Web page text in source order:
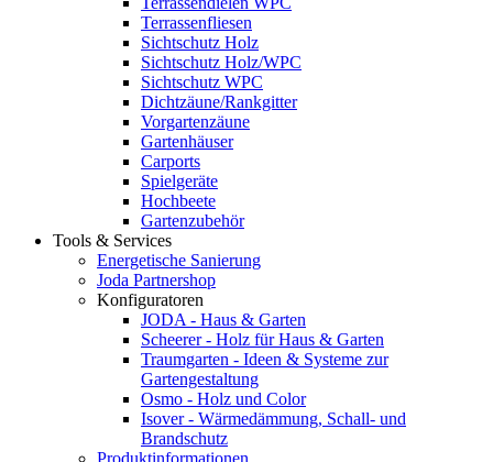
Terrassenfliesen
Sichtschutz Holz
Sichtschutz Holz/WPC
Sichtschutz WPC
Dichtzäune/Rankgitter
Vorgartenzäune
Gartenhäuser
Carports
Spielgeräte
Hochbeete
Gartenzubehör
Tools & Services
Energetische Sanierung
Joda Partnershop
Konfiguratoren
JODA - Haus & Garten
Scheerer - Holz für Haus & Garten
Traumgarten - Ideen & Systeme zur
Gartengestaltung
Osmo - Holz und Color
Isover - Wärmedämmung, Schall- und
Brandschutz